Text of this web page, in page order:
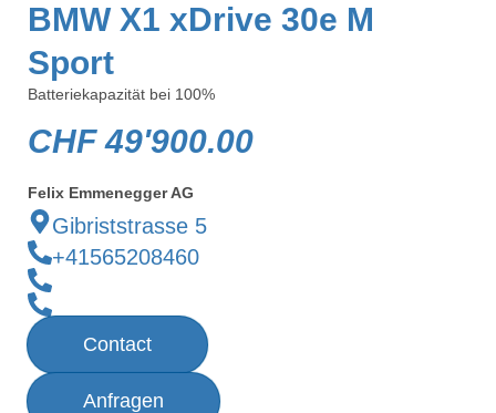
BMW X1 xDrive 30e M
Sport
Batteriekapazität bei 100%
CHF49'900.00
Felix Emmenegger AG
Gibriststrasse 5
+41565208460
Contact
Anfragen